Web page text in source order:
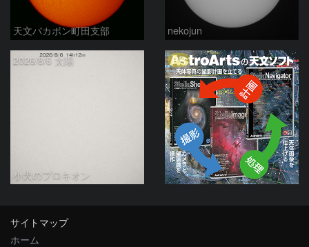
天文バカボン町田支部 nekojun
2026/8/6 太陽
小犬のプロキオン
PR
サイトマップ
ホーム